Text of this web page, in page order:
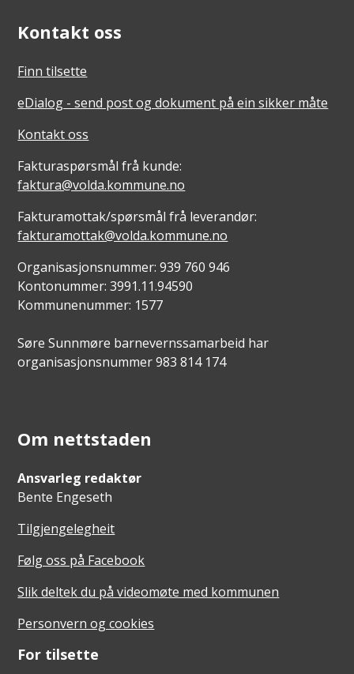
Kontakt oss
Finn tilsette
eDialog - send post og dokument på ein sikker måte
Kontakt oss
Fakturaspørsmål frå kunde:
faktura@volda.kommune.no
Fakturamottak/spørsmål frå leverandør:
fakturamottak@volda.kommune.no
Organisasjonsnummer: 939 760 946
Kontonummer: 3991.11.94590
Kommunenummer: 1577
Søre Sunnmøre barnevernssamarbeid har
organisasjonsnummer 983 814 174
Om nettstaden
Ansvarleg redaktør
Bente Engeseth
Tilgjengelegheit
Følg oss på Facebook
Slik deltek du på videomøte med kommunen
Personvern og cookies
For tilsette